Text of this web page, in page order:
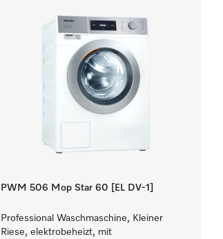
PWM 506 Mop Star 60 [EL DV-1]
Professional Waschmaschine, Kleiner
Riese, elektrobeheizt, mit